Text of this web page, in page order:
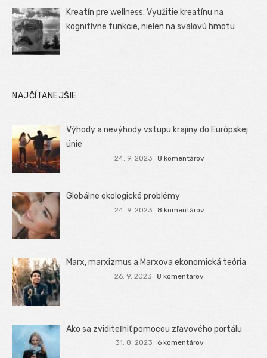
Kreatín pre wellness: Využitie kreatínu na
kognitívne funkcie, nielen na svalovú hmotu
NAJČÍTANEJŠIE
Výhody a nevýhody vstupu krajiny do Európskej
únie
24. 9. 2023 8 komentárov
Globálne ekologické problémy
24. 9. 2023 8 komentárov
Marx, marxizmus a Marxova ekonomická teória
26. 9. 2023 8 komentárov
Ako sa zviditeľniť pomocou zľavového portálu
31. 8. 2023 6 komentárov